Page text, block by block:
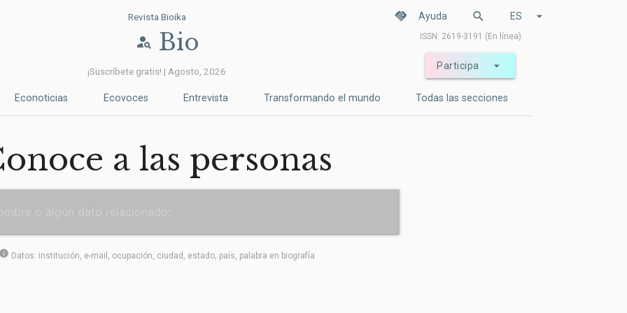
Revista Bioika
person_search Bio
¡Suscríbete gratis! | Agosto, 2026
handshake Ayuda search arrow_drop_down
ES
ISSN: 2619-3191 (En línea)
arrow_drop_down
Participa
Econoticias Ecovoces Entrevista Transformando el mundo Todas las secciones
a las personas
info Datos: institución, e-mail, ocupación, ciudad, estado, país, palabra en biografía